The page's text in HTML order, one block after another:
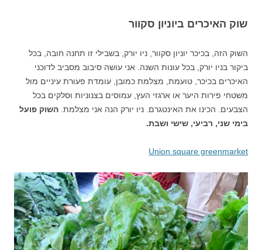
שוק האיכרים ביוניון סקוור
השוק הזה, בכיכר יוניון סקוור, ניו יורק, בשבילי זו תחנה חובה, בכל
ביקור בניו יורק, בכל עונות השנה. אני עושה סיבוב מסביב לדוכני
האיכרים בכיכר, טועמת, מצלמת כמובן, עומדת פעורת עיניים מול
משטחי פירות היער או ארגזי העץ, עמוסים בצנוניות וסלקים בכל
הצבעים. הכינו את האינטגרם. ניו יורק הנה אני מצלמת. השוק פועל
בימי שני, רביעי, שישי ושבת.
Union square greenmarket